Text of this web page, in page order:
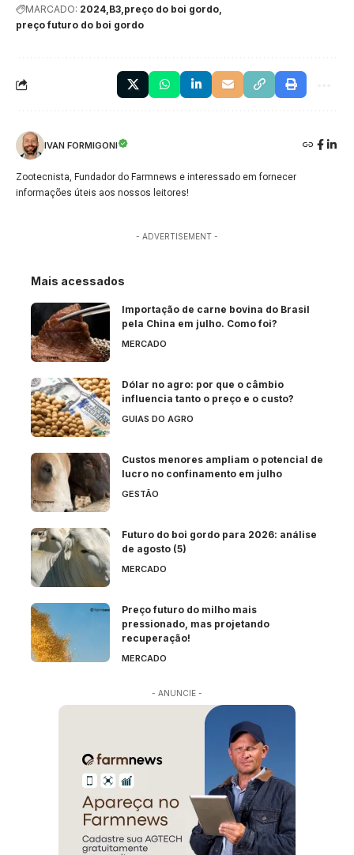
MARCADO: 2024 B3 preço do boi gordo
preço futuro do boi gordo
IVAN FORMIGONI
Zootecnista, Fundador do Farmnews e interessado em fornecer
informações úteis aos nossos leitores!
- ADVERTISEMENT -
Mais acessados
Importação de carne bovina do Brasil
pela China em julho. Como foi?
MERCADO
Dólar no agro: por que o câmbio
influencia tanto o preço e o custo?
GUIAS DO AGRO
Custos menores ampliam o potencial de
lucro no confinamento em julho
GESTÃO
Futuro do boi gordo para 2026: análise
de agosto (5)
MERCADO
Preço futuro do milho mais
pressionado, mas projetando
recuperação!
MERCADO
- ANUNCIE -